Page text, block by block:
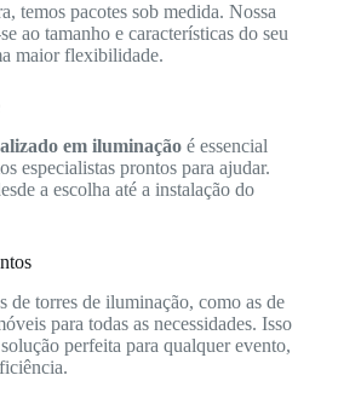
temos pacotes sob medida. Nossa
ao tamanho e características do seu
maior flexibilidade.
em iluminação é essencial
especialistas prontos para ajudar.
a escolha até a instalação do
de torres de iluminação, como as de
para todas as necessidades. Isso
perfeita para qualquer evento,